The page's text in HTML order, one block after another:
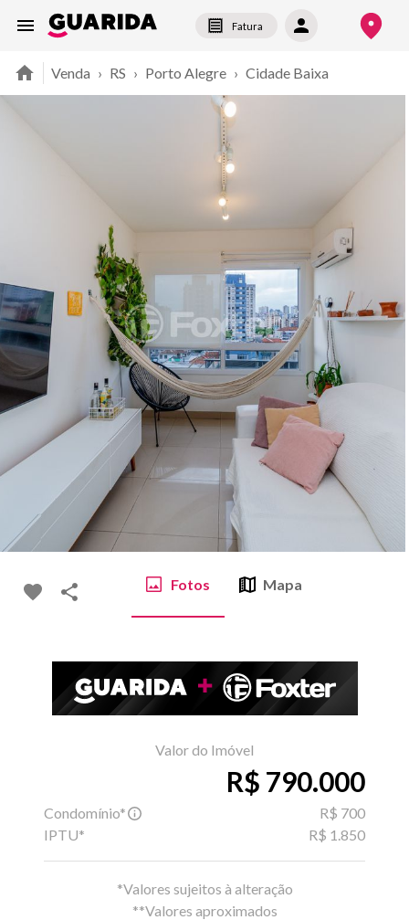
Fatura
Venda › RS › Porto Alegre › Cidade Baixa
Fotos Mapa
Valor do Imóvel
R$ 790.000
Condomínio*
R$ 700
IPTU*
R$ 1.850
*Valores sujeitos à alteração
**Valores aproximados